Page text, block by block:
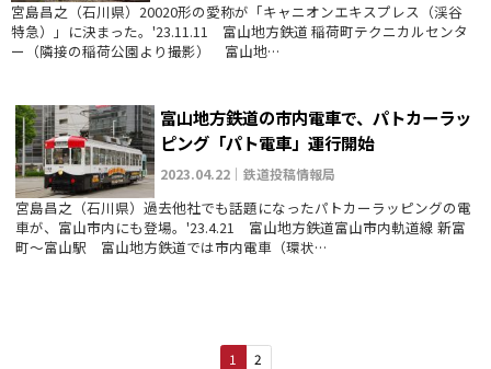
宮島昌之（石川県）20020形の愛称が「キャニオンエキスプレス（渓谷
特急）」に決まった。'23.11.11 富山地方鉄道 稲荷町テクニカルセンタ
ー（隣接の稲荷公園より撮影） 富山地…
富山地方鉄道の市内電車で、パトカーラッ
ピング「パト電車」運行開始
2023.04.22｜鉄道投稿情報局
宮島昌之（石川県）過去他社でも話題になったパトカーラッピングの電
車が、富山市内にも登場。'23.4.21 富山地方鉄道富山市内軌道線 新富
町～富山駅 富山地方鉄道では市内電車（環状…
1 2